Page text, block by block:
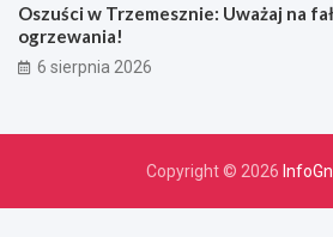
Oszuści w Trzemesznie: Uważaj na
ogrzewania!
6 sierpnia 2026
Copyright © 2026